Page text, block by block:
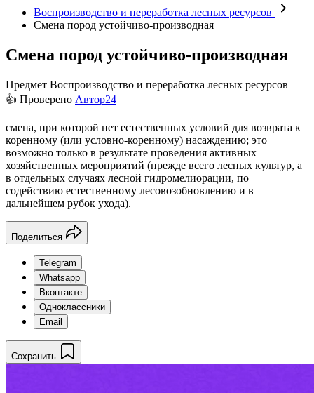
Воспроизводство и переработка лесных ресурсов
Смена пород устойчиво-производная
Смена пород устойчиво-производная
Предмет Воспроизводство и переработка лесных ресурсов
👍 Проверено Автор24
смена, при которой нет естественных условий для возврата к
коренному (или условно-коренному) насаждению; это
возможно только в результате проведения активных
хозяйственных мероприятий (прежде всего лесных культур, а
в отдельных случаях лесной гидромелиорации, по
содействию естественному лесовозобновлению и в
дальнейшем рубок ухода).
Поделиться
Telegram
Whatsapp
Вконтакте
Одноклассники
Email
Сохранить